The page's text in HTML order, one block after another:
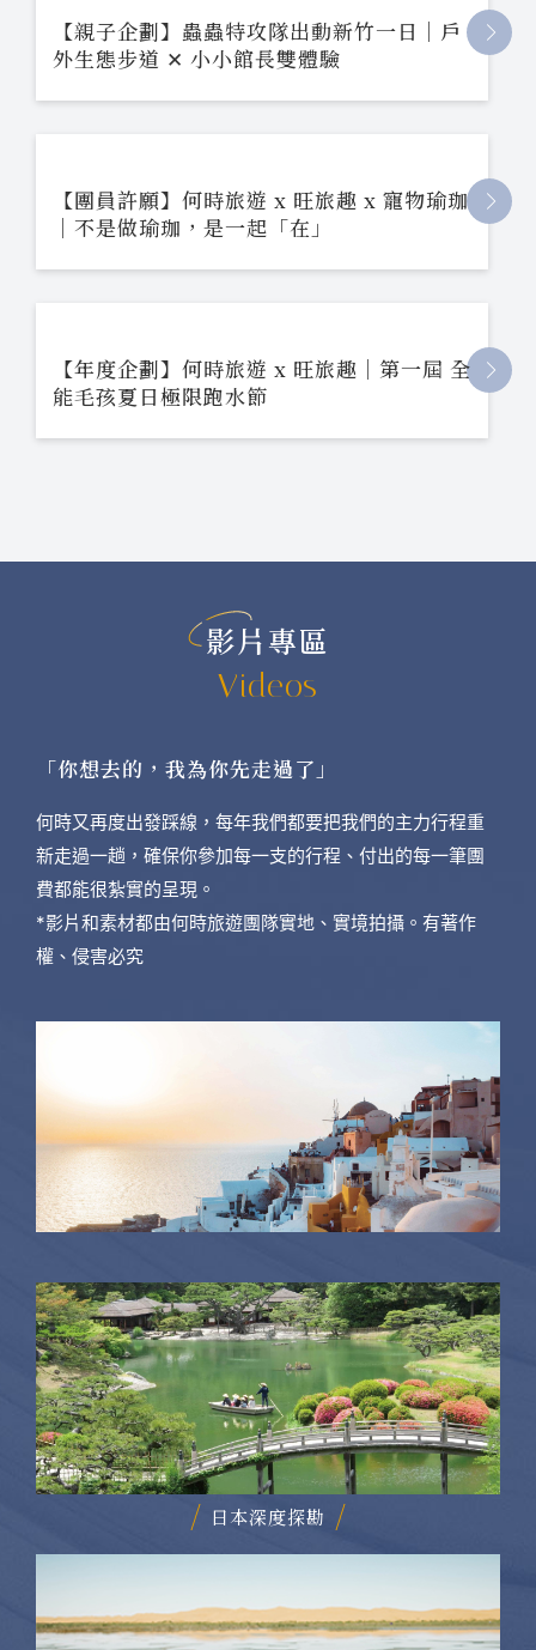
【親子企劃】蟲蟲特攻隊出動新竹一日｜戶
外生態步道 ✕ 小小館長雙體驗
【團員許願】何時旅遊 x 旺旅趣 x 寵物瑜珈
｜不是做瑜珈，是一起「在」
【年度企劃】何時旅遊 x 旺旅趣｜第一屆 全
能毛孩夏日極限跑水節
影片專區
Videos
「你想去的，我為你先走過了」
何時又再度出發踩線，每年我們都要把我們的主力行程重
新走過一趟，確保你參加每一支的行程、付出的每一筆團
費都能很紮實的呈現。
*影片和素材都由何時旅遊團隊實地、實境拍攝。有著作
權、侵害必究
日本深度探勘